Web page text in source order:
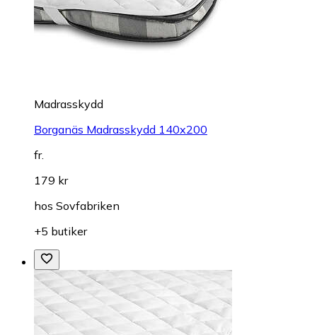
Madrasskydd
Borganäs Madrasskydd 140x200
fr.
179 kr
hos Sovfabriken
+5 butiker